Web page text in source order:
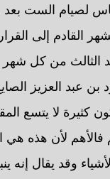
لصيام الست
القادم إلى
الثالث من كل
بن عبد العزيز
كثيرة لا يتسع
فالأهم لأن هذه هي
وقد يقال إنه